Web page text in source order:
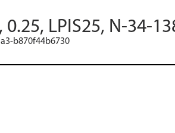
LPIS25, N-34-
b870f44b6730